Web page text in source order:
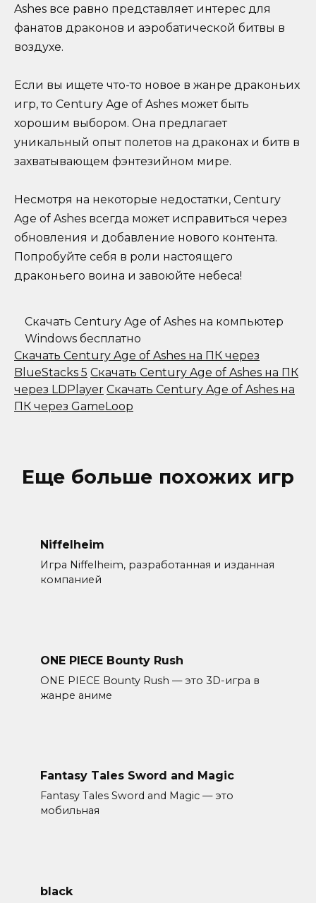
Ashes все равно представляет интерес для
фанатов драконов и аэробатической битвы в
воздухе.
Если вы ищете что-то новое в жанре драконьих
игр, то Century Age of Ashes может быть
хорошим выбором. Она предлагает
уникальный опыт полетов на драконах и битв в
захватывающем фэнтезийном мире.
Несмотря на некоторые недостатки, Century
Age of Ashes всегда может исправиться через
обновления и добавление нового контента.
Попробуйте себя в роли настоящего
драконьего воина и завоюйте небеса!
Скачать Century Age of Ashes на компьютер
Windows бесплатно
Скачать Century Age of Ashes на ПК через
BlueStacks 5 Скачать Century Age of Ashes на ПК
через LDPlayer Скачать Century Age of Ashes на
ПК через GameLoop
Еще больше похожих игр
Niffelheim
Игра Niffelheim, разработанная и изданная
компанией
ONE PIECE Bounty Rush
ONE PIECE Bounty Rush — это 3D-игра в
жанре аниме
Fantasy Tales Sword and Magic
Fantasy Tales Sword and Magic — это
мобильная
black